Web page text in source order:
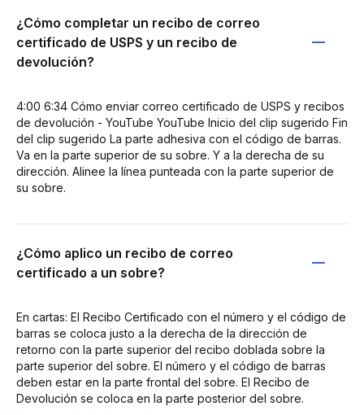
¿Cómo completar un recibo de correo
certificado de USPS y un recibo de
devolución?
4:00 6:34 Cómo enviar correo certificado de USPS y recibos
de devolución - YouTube YouTube Inicio del clip sugerido Fin
del clip sugerido La parte adhesiva con el código de barras.
Va en la parte superior de su sobre. Y a la derecha de su
dirección. Alinee la línea punteada con la parte superior de
su sobre.
¿Cómo aplico un recibo de correo
certificado a un sobre?
En cartas: El Recibo Certificado con el número y el código de
barras se coloca justo a la derecha de la dirección de
retorno con la parte superior del recibo doblada sobre la
parte superior del sobre. El número y el código de barras
deben estar en la parte frontal del sobre. El Recibo de
Devolución se coloca en la parte posterior del sobre.